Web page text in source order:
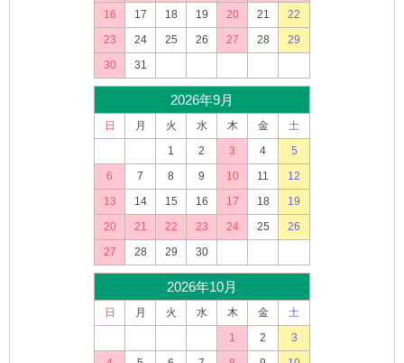
16
17 18 19 20 21
22
23
24 25 26 27 28
29
30
31
2026年9月
日 月 火 水 木 金
土
1
2 3 4
5
6
7 8 9 10 11
12
13
14 15 16 17 18
19
20
21 22 23 24 25
26
27
28 29 30
2026年10月
日 月 火 水 木 金
土
1
2
3